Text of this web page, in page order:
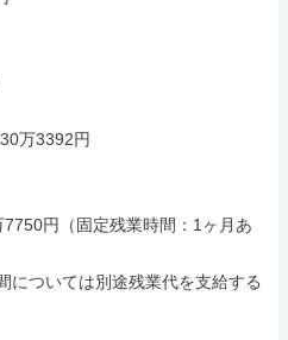
万3392円
円（固定残業時間：1ヶ月あ
については別途残業代を支給する